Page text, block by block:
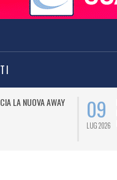
LA NUOVA AWAY
09
LUG 2026